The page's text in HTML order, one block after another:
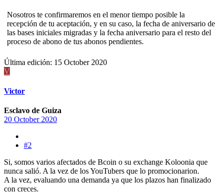
Nosotros te confirmaremos en el menor tiempo posible la
recepción de tu aceptación, y en su caso, la fecha de aniversario de
las bases iniciales migradas y la fecha aniversario para el resto del
proceso de abono de tus abonos pendientes.
Última edición: 15 October 2020
V
Victor
Esclavo de Guiza
20 October 2020
#2
Si, somos varios afectados de Bcoin o su exchange Koloonia que
nunca salió. A la vez de los YouTubers que lo promocionarion.
A la vez, evaluando una demanda ya que los plazos han finalizado
con creces.